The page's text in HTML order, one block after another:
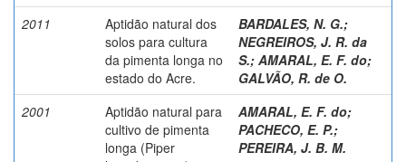
2011
Aptidão natural dos
solos para cultura
da pimenta longa no
estado do Acre.
BARDALES, N. G.;
NEGREIROS, J. R. da
S.; AMARAL, E. F. do;
GALVÃO, R. de O.
2001
Aptidão natural para
cultivo de pimenta
longa (Piper
AMARAL, E. F. do;
PACHECO, E. P.;
PEREIRA, J. B. M.